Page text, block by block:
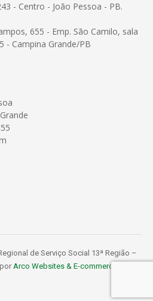
- Centro - João Pessoa - PB.
655 - Emp. São Camilo, sala
- Campina Grande/PB
de Serviço Social 13ª Região –
Arco Websites & E-commerce